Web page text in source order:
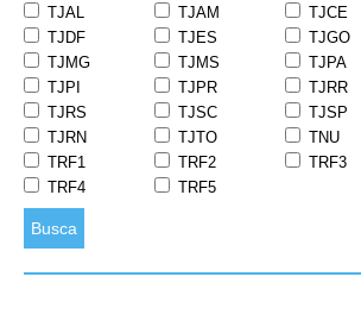
TJAL
TJAM
TJCE
TJDF
TJES
TJGO
TJMG
TJMS
TJPA
TJPI
TJPR
TJRR
TJRS
TJSC
TJSP
TJRN
TJTO
TNU
TRF1
TRF2
TRF3
TRF4
TRF5
Busca